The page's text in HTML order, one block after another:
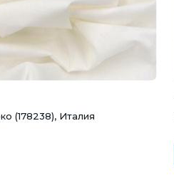
(178238), Италия